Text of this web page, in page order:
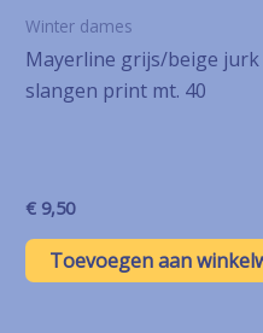
Winter dames
Mayerline grijs/beige
slangen print mt. 40
€ 9,50
Toevoegen aan